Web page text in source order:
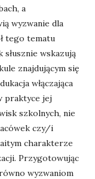
a
wyzwanie dla
tego tematu
wskazują
znajdującym się
włączająca
praktyce jej
szkolnych, nie
czy/i
charakterze
Przygotowując
wyzwaniom